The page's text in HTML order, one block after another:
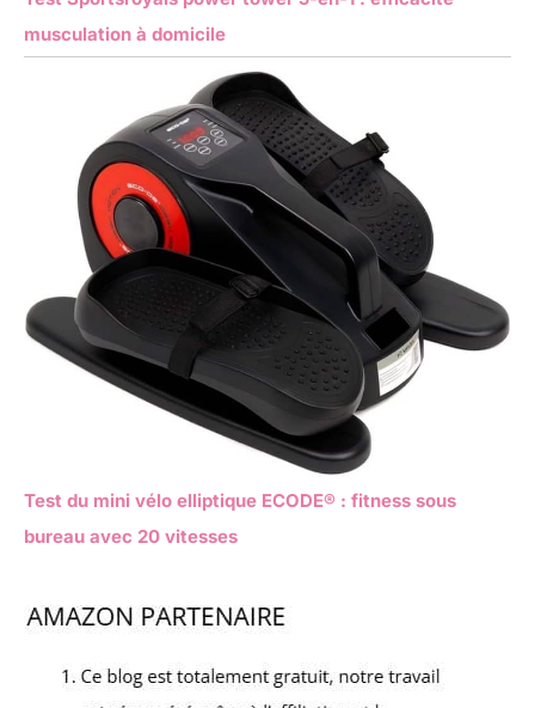
musculation à domicile
Test du mini vélo elliptique ECODE® : fitness sous
bureau avec 20 vitesses